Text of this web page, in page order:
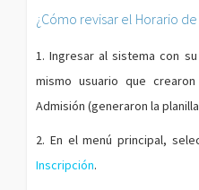
¿Cómo revisar el Horario de
1. Ingresar al sistema con su
mismo usuario que
Admisión (generaron la
2. En el menú principal,
Inscripción.